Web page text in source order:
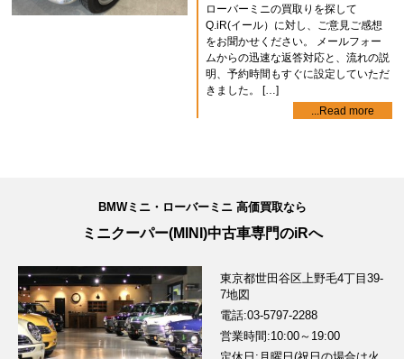
ローバーミニの買取りを探して
Q.iR(イール）に対し、ご意見ご感想
をお聞かせください。 メールフォー
ムからの迅速な返答対応と、流れの説
明、予約時間もすぐに設定していただ
きました。 […]
...Read more
BMWミニ・ローバーミニ 高価買取なら
ミニクーパー(MINI)中古車専門のiRへ
東京都世田谷区上野毛4丁目39-
7地図
電話:03-5797-2288
営業時間:10:00～19:00